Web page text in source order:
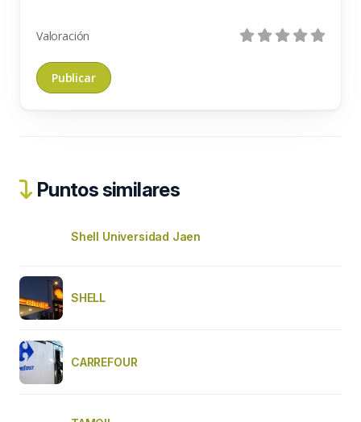
Valoración
Puntos similares
Shell Universidad Jaen
SHELL
CARREFOUR